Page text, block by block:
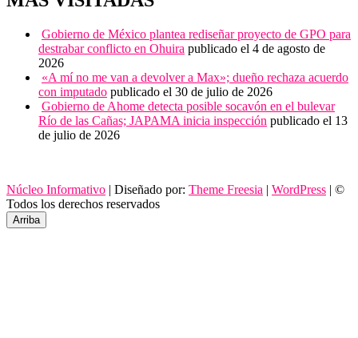
Gobierno de México plantea rediseñar proyecto de GPO para
destrabar conflicto en Ohuira publicado el 4 de agosto de
2026
«A mí no me van a devolver a Max»; dueño rechaza acuerdo
con imputado publicado el 30 de julio de 2026
Gobierno de Ahome detecta posible socavón en el bulevar
Río de las Cañas; JAPAMA inicia inspección publicado el 13
de julio de 2026
Núcleo Informativo | Diseñado por: Theme Freesia | WordPress | ©
Todos los derechos reservados
Arriba